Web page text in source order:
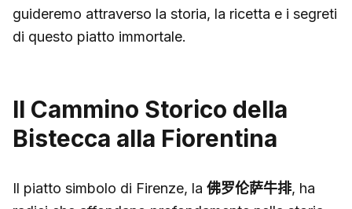
guideremo attraverso la storia, la ricetta e i segreti
di questo piatto immortale.
Il Cammino Storico della
Bistecca alla Fiorentina
Il piatto simbolo di Firenze, la 佛罗伦萨牛排, ha